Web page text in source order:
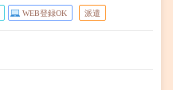
WEB登録OK 派遣